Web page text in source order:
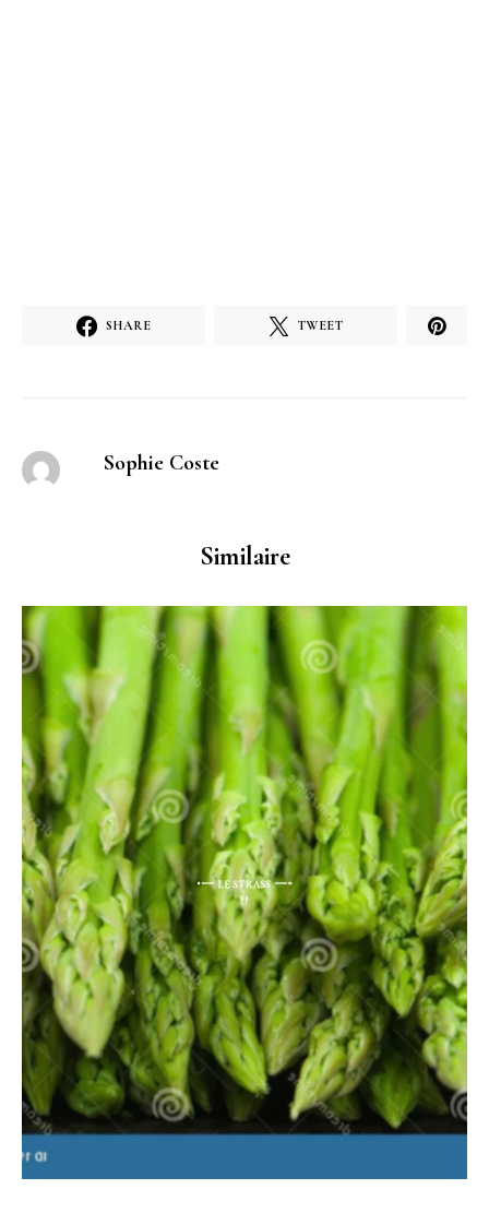
SHARE TWEET
Sophie Coste
Similaire